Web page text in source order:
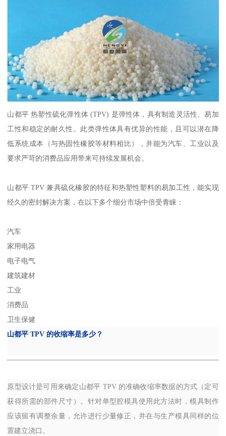
山都平 热塑性硫化弹性体 (TPV) 是弹性体，具有制造灵活性、易加
工性和稳定的耐久性。此类弹性体具有优异的性能，且可以潜在降
低系统成本（与热固性橡胶等材料相比），并能为汽车、工业以及
要求严苛的消费品应用带来可持续发展机会。
山都平 TPV 兼具硫化橡胶的特征和热塑性塑料的易加工性，能实现
经久的密封解决方案，在以下多个细分市场中倍受青睐：
汽车
家用电器
电子电气
建筑建材
工业
消费品
卫生保健
山都平 TPV 的收缩率是多少？
原型设计是可用来确定山都平 TPV 的准确收缩率数据的方式（定可
获得所需的部件尺寸）。针对单型腔模具使用此方法时，模具制作
应该留有调整余量，允许进行少量修正，并在与生产模具同样的位
置建立浇口。